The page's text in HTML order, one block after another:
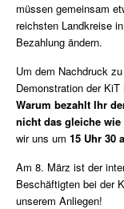
müssen gemeinsam
reichsten Landkreise
Bezahlung ändern.
Um dem Nachdruck
Demonstration der
Warum bezahlt Ihr
nicht das gleiche wie
wir uns um 15 Uhr 30
Am 8. März ist der
Beschäftigten bei der
unserem Anliegen!